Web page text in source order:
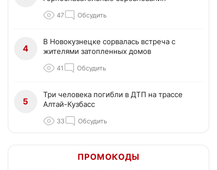
47 Обсудить
4
В Новокузнецке сорвалась встреча с
жителями затопленных домов
41 Обсудить
5
Три человека погибли в ДТП на трассе
Алтай-Кузбасс
33 Обсудить
ПРОМОКОДЫ